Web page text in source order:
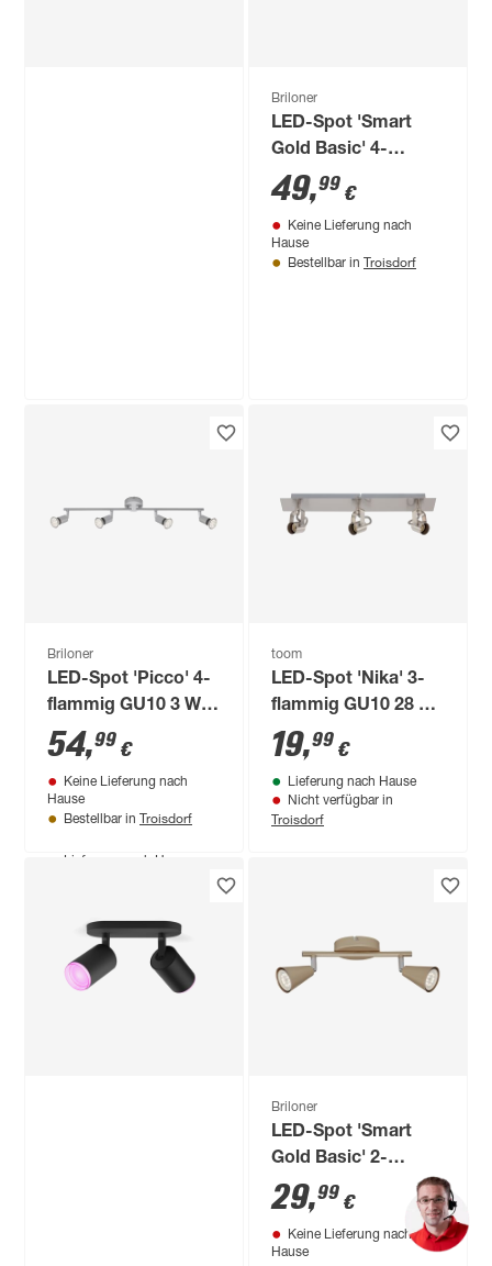
RGB - tunable white
104,99
Lieferung nach Hause
Briloner
LED-Spot 'Smart
Gold Basic' 4-
flammig GU10 5 W
400 lm warmweiß
6,5 x 11 x 60,4 cm
49,99 €
Keine Lieferung nach
Hause
Bestellbar in Troisdorf
Briloner
LED-Spot 'Picco' 4-
flammig GU10 3 W
250 lm warmweiß 8
x 10,5 x 65 cm
54,99 €
Keine Lieferung nach
Hause
Bestellbar in Troisdorf
toom
LED-Spot 'Nika' 3-
flammig GU10 28 x 7
cm
19,99 €
Lieferung nach Hause
Nicht verfügbar in
Troisdorf
Briloner
LED-Spot 'Smart
Gold Basic' 2-
flammig GU10 5 W
400 lm warmweiß
6,5 x 10 x 25 cm
29,99 €
Keine Lieferung nach
Hause